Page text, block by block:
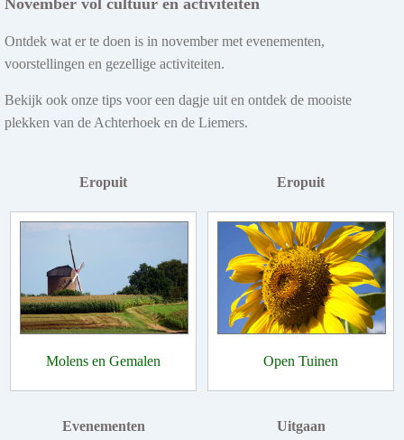
Ontdek wat er te doen is in november met evenementen,
voorstellingen en gezellige activiteiten.
Bekijk ook onze tips voor een dagje uit en ontdek de mooiste
plekken van de Achterhoek en de Liemers.
Eropuit
Molens en Gemalen
Eropuit
Open Tuinen
Evenementen Uitgaan